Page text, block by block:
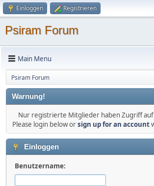
Einloggen Registrieren
Psiram Forum
Main Menu
Psiram Forum
Warnung!
Nur registrierte Mitglieder haben Zugriff
Please login below orsign up for an account
Einloggen
Benutzername: